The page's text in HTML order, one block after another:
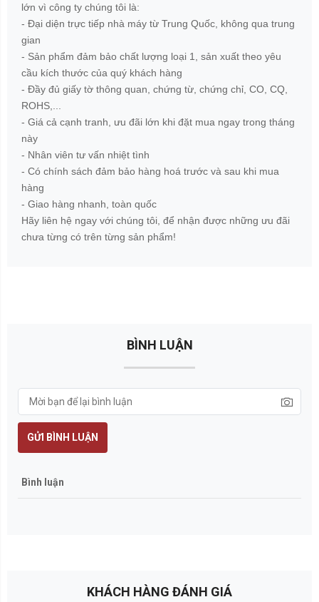
lớn vì công ty chúng tôi là:
- Đại diện trực tiếp nhà máy từ Trung Quốc, không qua trung
gian
- Sản phẩm đảm bảo chất lượng loại 1, sản xuất theo yêu
cầu kích thước của quý khách hàng
- Đầy đủ giấy tờ thông quan, chứng từ, chứng chỉ, CO, CQ,
ROHS,...
- Giá cả cạnh tranh, ưu đãi lớn khi đặt mua ngay trong tháng
này
- Nhân viên tư vấn nhiệt tình
- Có chính sách đảm bảo hàng hoá trước và sau khi mua
hàng
- Giao hàng nhanh, toàn quốc
Hãy liên hệ ngay với chúng tôi, để nhận được những ưu đãi
chưa từng có trên từng sản phẩm!
BÌNH LUẬN
GỬI BÌNH LUẬN
Bình luận
KHÁCH HÀNG ĐÁNH GIÁ